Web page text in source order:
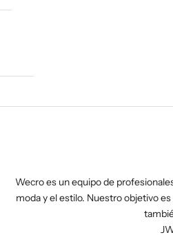
Wecro es un equipo de
moda y el estilo. Nuestro objetivo